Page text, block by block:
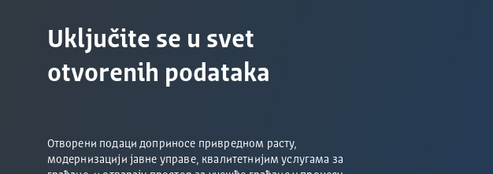
Uključite se u svet
otvorenih podataka
Отворени подаци доприносе привредном расту,
модернизацији јавне управе, квалитетнијим услугама за